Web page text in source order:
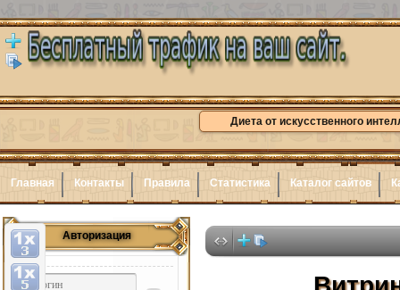
Диета от искусственного
Главная Контакты Правила Статистика Каталог сайтов
Авторизация